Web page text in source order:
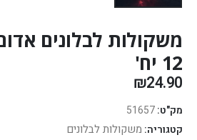
משקולות לבלונים
12 יח'
₪24.90
מק"ט: 51657
קטגוריה: משקולות לבלונים